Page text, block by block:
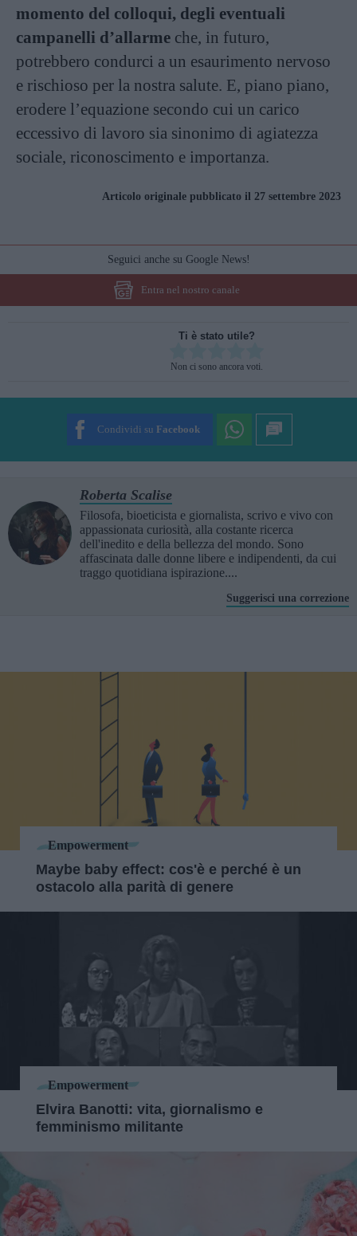
momento del colloqui, degli eventuali
campanelli d’allarme che, in futuro,
potrebbero condurci a un esaurimento nervoso
e rischioso per la nostra salute. E, piano piano,
erodere l’equazione secondo cui un carico
eccessivo di lavoro sia sinonimo di agiatezza
sociale, riconoscimento e importanza.
Articolo originale pubblicato il 27 settembre 2023
Seguici anche su Google News!
Entra nel nostro canale
Ti è stato utile?
Non ci sono ancora voti.
Condividi su Facebook
Roberta Scalise
Filosofa, bioeticista e giornalista, scrivo e vivo con
appassionata curiosità, alla costante ricerca
dell'inedito e della bellezza del mondo. Sono
affascinata dalle donne libere e indipendenti, da cui
traggo quotidiana ispirazione....
Suggerisci una correzione
Empowerment
Maybe baby effect: cos'è e perché è un
ostacolo alla parità di genere
Empowerment
Elvira Banotti: vita, giornalismo e
femminismo militante